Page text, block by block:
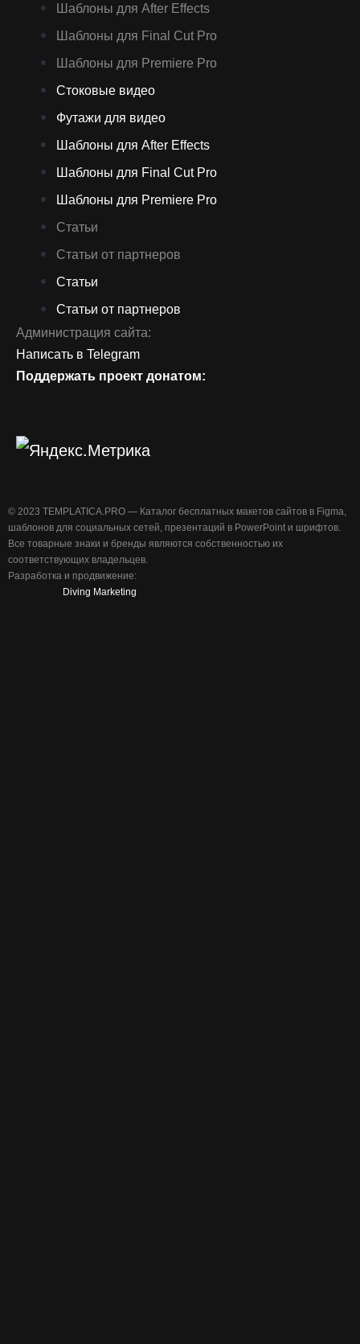
Шаблоны для After Effects
Шаблоны для Final Cut Pro
Шаблоны для Premiere Pro
Стоковые видео
Футажи для видео
Шаблоны для After Effects
Шаблоны для Final Cut Pro
Шаблоны для Premiere Pro
Статьи
Статьи от партнеров
Статьи
Статьи от партнеров
Администрация сайта:
Написать в Telegram
Поддержать проект донатом:
©️ 2023 TEMPLATICA.PRO — Каталог бесплатных макетов сайтов в Figma,
шаблонов для социальных сетей, презентаций в PowerPoint и шрифтов.
Все товарные знаки и бренды являются собственностью их
соответствующих владельцев.
Разработка и продвижение:
Diving Marketing